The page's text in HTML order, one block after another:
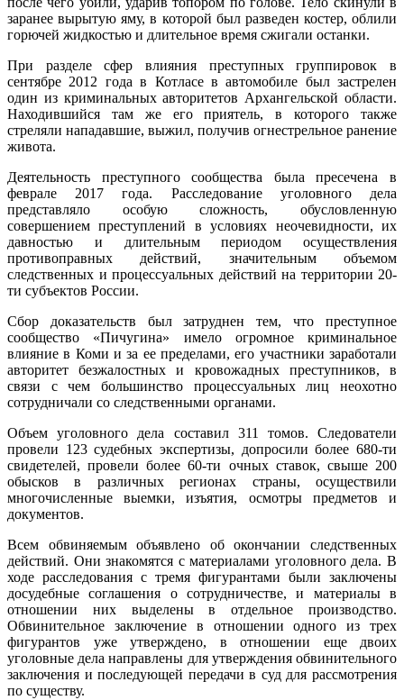
заранее вырытую яму, в которой был разведен костер, облили
горючей жидкостью и длительное время сжигали останки.
При разделе сфер влияния преступных группировок в
сентябре 2012 года в Котласе в автомобиле был застрелен
один из криминальных авторитетов Архангельской области.
Находившийся там же его приятель, в которого также
стреляли нападавшие, выжил, получив огнестрельное ранение
живота.
Деятельность преступного сообщества была пресечена в
феврале 2017 года. Расследование уголовного дела
представляло особую сложность, обусловленную
совершением преступлений в условиях неочевидности, их
давностью и длительным периодом осуществления
противоправных действий, значительным объемом
следственных и процессуальных действий на территории 20-
ти субъектов России.
Сбор доказательств был затруднен тем, что преступное
сообщество «Пичугина» имело огромное криминальное
влияние в Коми и за ее пределами, его участники заработали
авторитет безжалостных и кровожадных преступников, в
связи с чем большинство процессуальных лиц неохотно
сотрудничали со следственными органами.
Объем уголовного дела составил 311 томов. Следователи
провели 123 судебных экспертизы, допросили более 680-ти
свидетелей, провели более 60-ти очных ставок, свыше 200
обысков в различных регионах страны, осуществили
многочисленные выемки, изъятия, осмотры предметов и
документов.
Всем обвиняемым объявлено об окончании следственных
действий. Они знакомятся с материалами уголовного дела. В
ходе расследования с тремя фигурантами были заключены
досудебные соглашения о сотрудничестве, и материалы в
отношении них выделены в отдельное производство.
Обвинительное заключение в отношении одного из трех
фигурантов уже утверждено, в отношении еще двоих
уголовные дела направлены для утверждения обвинительного
заключения и последующей передачи в суд для рассмотрения
по существу.